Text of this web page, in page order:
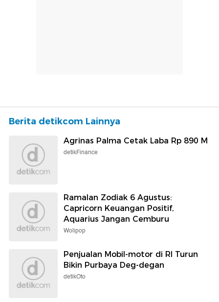
Berita detikcom Lainnya
Agrinas Palma Cetak Laba Rp 890 M
detikFinance
Ramalan Zodiak 6 Agustus:
Capricorn Keuangan Positif,
Aquarius Jangan Cemburu
Wolipop
Penjualan Mobil-motor di RI Turun
Bikin Purbaya Deg-degan
detikOto